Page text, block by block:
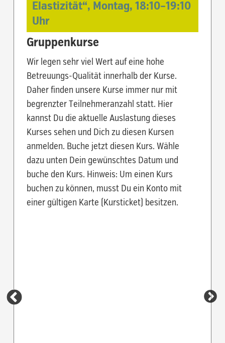
Elastizität“, Montag,18:10–19:10
Uhr
Gruppenkurse
Wir legen sehr viel Wert auf eine hohe
Betreuungs-Qualität innerhalb der Kurse.
Daher finden unsere Kurse immer nur mit
begrenzter Teilnehmeranzahl statt. Hier
kannst Du die aktuelle Auslastung dieses
Kurses sehen und Dich zu diesen Kursen
anmelden. Buche jetzt diesen Kurs. Wähle
dazu unten Dein gewünschtes Datum und
buche den Kurs. Hinweis: Um einen Kurs
buchen zu können, musst Du ein Konto mit
einer gültigen Karte (Kursticket) besitzen.
Du